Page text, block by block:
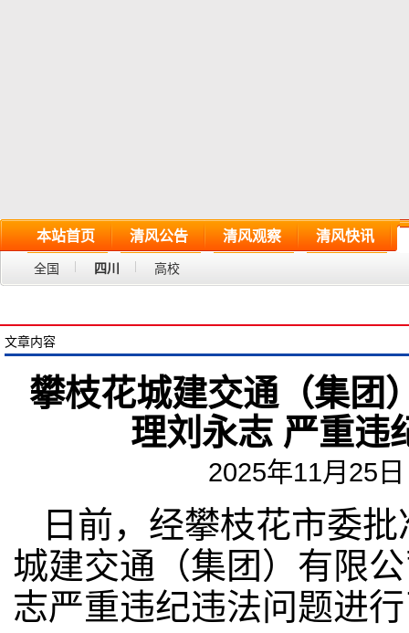
本站首页 清风公告 清风观察 清风快讯
全国 四川 高校
文章内容
攀枝花城建交通（集团
理刘永志 严重违
2025年11月25
日前，经攀枝花市委
城建交通（集团）有限
志严重违纪违法问题进